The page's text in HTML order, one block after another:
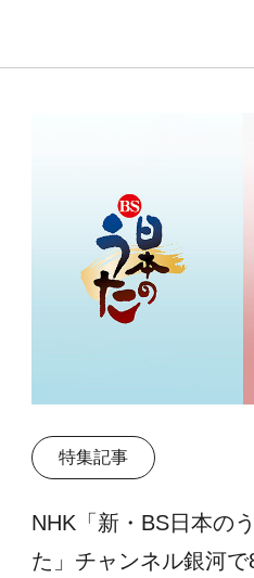
特集記事
NHK「新・BS日本の
た」チャンネル銀河